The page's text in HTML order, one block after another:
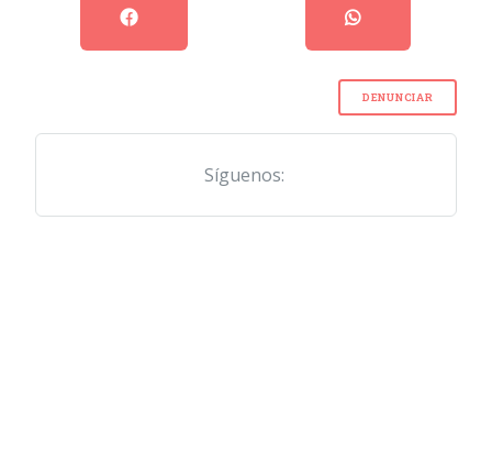
DENUNCIAR
Síguenos: